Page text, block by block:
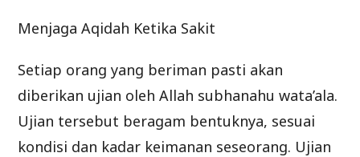
Menjaga Aqidah Ketika Sakit
Setiap orang yang beriman pasti akan
diberikan ujian oleh Allah subhanahu wata’ala.
Ujian tersebut beragam bentuknya, sesuai
kondisi dan kadar keimanan seseorang. Ujian